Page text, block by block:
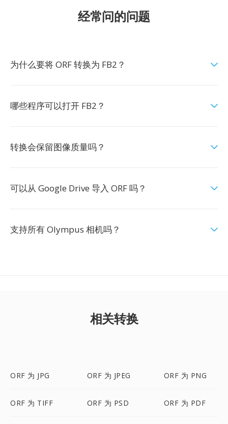
经常问的问题
为什么要将 ORF 转换为 FB2？
哪些程序可以打开 FB2？
转换会保留图像质量吗？
可以从 Google Drive 导入 ORF 吗？
支持所有 Olympus 相机吗？
相关转换
ORF 为 JPG ORF 为 JPEG ORF 为 PNG
ORF 为 TIFF ORF 为 PSD ORF 为 PDF